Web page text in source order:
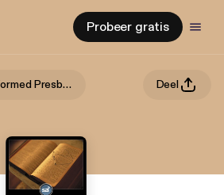
Probeer gratis
Salt and Light Reformed Presbyterian Church Deel